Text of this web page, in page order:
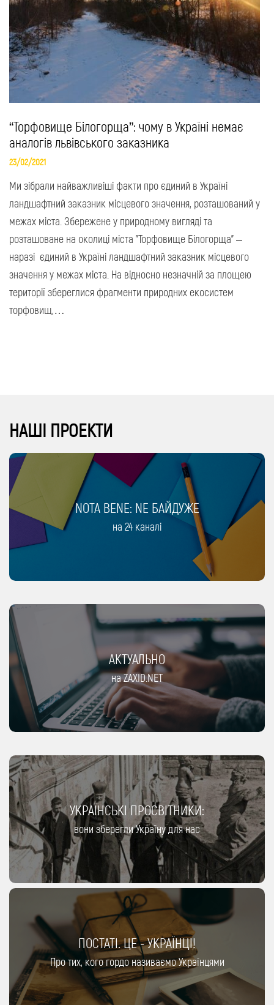
“Торфовище Білогорща”: чому в Україні немає
аналогів львівського заказника
23/02/2021
Ми зібрали найважливіші факти про єдиний в Україні
ландшафтний заказник місцевого значення, розташований у
межах міста. Збережене у природному вигляді та
розташоване на околиці міста "Торфовище Білогорща" –
наразі єдиний в Україні ландшафтний заказник місцевого
значення у межах міста. На відносно незначній за площею
території збереглися фрагменти природних екосистем
торфовищ,…
НАШІ ПРОЕКТИ
NOTA BENE: NЕ БАЙДУЖЕ
на 24 каналі
АКТУАЛЬНО
на ZAXID.NET
УКРАЇНСЬКІ ПРОСВІТНИКИ:
вони зберегли Україну для нас
ПОСТАТІ. ЦЕ - УКРАЇНЦІ!
Про тих, кого гордо називаємо Українцями